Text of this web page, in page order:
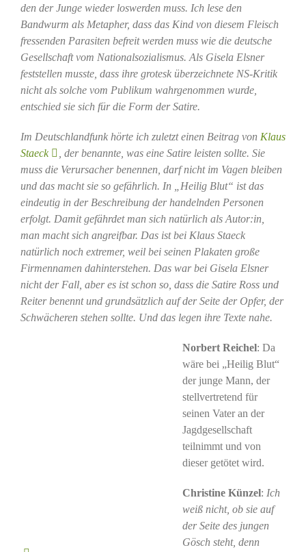
den der Junge wieder loswerden muss. Ich lese den
Bandwurm als Metapher, dass das Kind von diesem Fleisch
fressenden Parasiten befreit werden muss wie die deutsche
Gesellschaft vom Nationalsozialismus. Als Gisela Elsner
feststellen musste, dass ihre grotesk überzeichnete NS-Kritik
nicht als solche vom Publikum wahrgenommen wurde,
entschied sie sich für die Form der Satire.
Im Deutschlandfunk hörte ich zuletzt einen Beitrag von Klaus
Staeck
, der benannte, was eine Satire leisten sollte. Sie
muss die Verursacher benennen, darf nicht im Vagen bleiben
und das macht sie so gefährlich. In „Heilig Blut“ ist das
eindeutig in der Beschreibung der handelnden Personen
erfolgt. Damit gefährdet man sich natürlich als Autor:in,
man macht sich angreifbar. Das ist bei Klaus Staeck
natürlich noch extremer, weil bei seinen Plakaten große
Firmennamen dahinterstehen. Das war bei Gisela Elsner
nicht der Fall, aber es ist schon so, dass die Satire Ross und
Reiter benennt und grundsätzlich auf der Seite der Opfer, der
Schwächeren stehen sollte. Und das legen ihre Texte nahe.
Norbert Reichel: Da
wäre bei „Heilig Blut“
der junge Mann, der
stellvertretend für
seinen Vater an der
Jagdgesellschaft
teilnimmt und von
dieser getötet wird.
Christine Künzel: Ich
weiß nicht, ob sie auf
der Seite des jungen
Gösch steht, denn